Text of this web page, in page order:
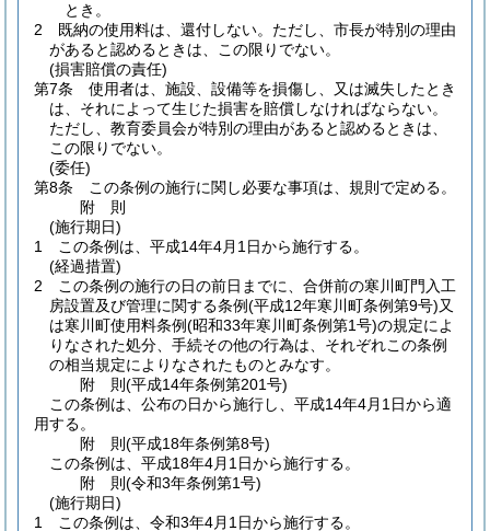
とき。
2
既納の使用料は、還付しない。 ただし、市長が特別の理由
があると認めるときは、この限りでない。
(損害賠償の責任)
第7条
使用者は、施設、設備等を損傷し、又は滅失したとき
は、それによって生じた損害を賠償しなければならない。
ただし、教育委員会が特別の理由があると認めるときは、
この限りでない。
(委任)
第8条
この条例の施行に関し必要な事項は、規則で定める。
附 則
(施行期日)
1
この条例は、平成14年4月1日から施行する。
(経過措置)
2
この条例の施行の日の前日までに、合併前の寒川町門入工
房設置及び管理に関する条例(平成12年寒川町条例第9号)又
は寒川町使用料条例(昭和33年寒川町条例第1号)の規定によ
りなされた処分、手続その他の行為は、それぞれこの条例
の相当規定によりなされたものとみなす。
附 則(平成14年条例第201号)
この条例は、公布の日から施行し、平成14年4月1日から適
用する。
附 則(平成18年条例第8号)
この条例は、平成18年4月1日から施行する。
附 則(令和3年条例第1号)
(施行期日)
1
この条例は、令和3年4月1日から施行する。